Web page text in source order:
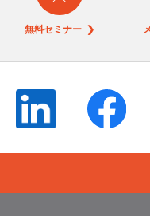
無料セミナー ❯